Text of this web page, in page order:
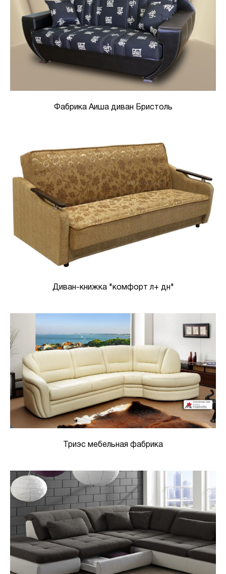
Фабрика Аиша диван Бристоль
Диван-книжка "комфорт л+ дн"
Триэс мебельная фабрика